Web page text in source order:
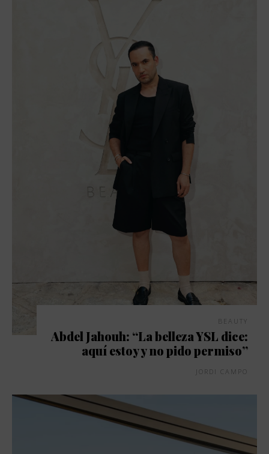
BEAUTY
Abdel Jahouh: “La belleza YSL dice:
aquí estoy y no pido permiso”
JORDI CAMPO